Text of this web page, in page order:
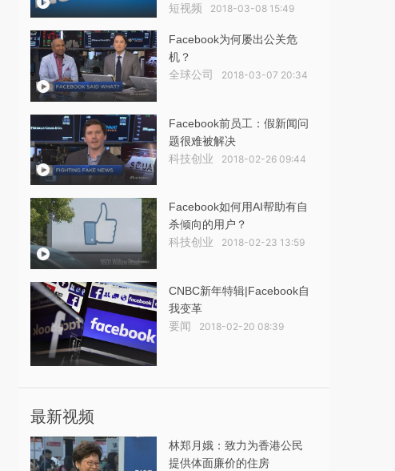
短视频 2018-03-08 15:49
Facebook为何屡出公关危
机？
全球公司 2018-03-07 20:34
Facebook前员工：假新闻问
题很难被解决
科技创业 2018-02-26 09:44
Facebook如何用AI帮助有自
杀倾向的用户？
科技创业 2018-02-23 13:59
CNBC新年特辑|Facebook自
我变革
要闻 2018-02-20 08:39
最新视频
林郑月娥：致力为香港公民
提供体面廉价的住房